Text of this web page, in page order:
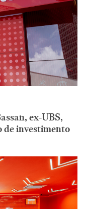
ex-UBS,
de investimento